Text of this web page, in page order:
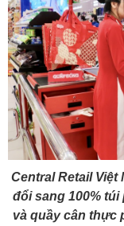
Central Retail
đổi sang 100%
và quầy cân thực